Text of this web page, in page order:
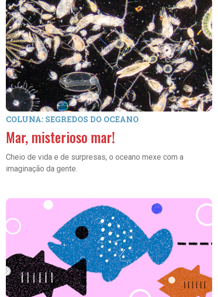
COLUNA: SEGREDOS DO OCEANO
Mar, misterioso mar!
Cheio de vida e de surpresas, o oceano mexe com a
imaginação da gente.